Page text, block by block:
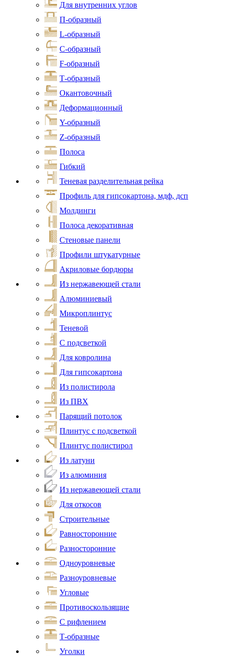
Для внутренних углов
П-образный
L-образный
С-образный
F-образный
Т-образный
Окантовочный
Деформационный
Y-образный
Z-образный
Полоса
Гибкий
Теневая разделительная рейка
Профиль для гипсокартона, мдф, дсп
Молдинги
Полоса декоративная
Стеновые панели
Профили штукатурные
Акриловые бордюры
Из нержавеющей стали
Алюминиевый
Микроплинтус
Теневой
С подсветкой
Для ковролина
Для гипсокартона
Из полистирола
Из ПВХ
Парящий потолок
Плинтус с подсветкой
Плинтус полистирол
Из латуни
Из алюминия
Из нержавеющей стали
Для откосов
Строительные
Равносторонние
Разносторонние
Одноуровневые
Разноуровневые
Угловые
Противоскользящие
С рифлением
Т-образные
Уголки